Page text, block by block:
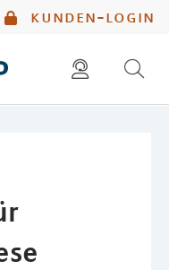
kunden-login